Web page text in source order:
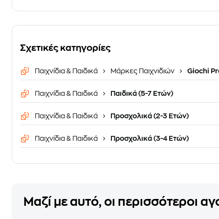
Σχετικές κατηγορίες
Παιχνίδια & Παιδικά Μάρκες Παιχνιδιών Giochi
Παιχνίδια & Παιδικά Παιδικά (5-7 Ετών)
Παιχνίδια & Παιδικά Προσχολικά (2-3 Ετών)
Παιχνίδια & Παιδικά Προσχολικά (3-4 Ετών)
Μαζί με αυτό, οι περισσότεροι